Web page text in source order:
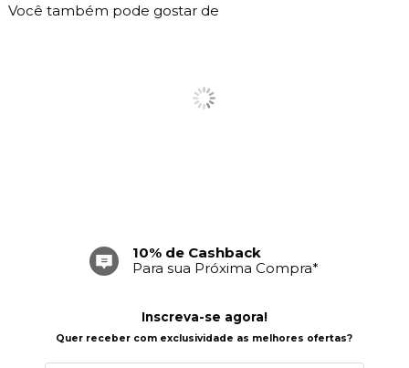
Você também pode gostar de
10% de Cashback
Para sua Próxima Compra*
Inscreva-se agora!
Quer receber com exclusividade as melhores ofertas?